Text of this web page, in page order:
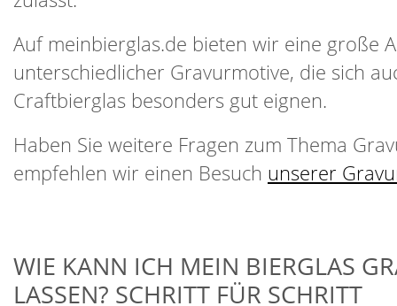
Auf meinbierglas.de bieten wir eine große
unterschiedlicher Gravurmotive, die sich
Craftbierglas besonders gut eignen.
Haben Sie weitere Fragen zum Thema
empfehlen wir einen Besuch unserer
WIE KANN ICH MEIN BIERGLAS
LASSEN? SCHRITT FÜR SCHRITT